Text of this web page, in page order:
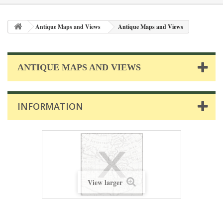
Antique Maps and Views Antique Maps and Views
ANTIQUE MAPS AND VIEWS
INFORMATION
View larger